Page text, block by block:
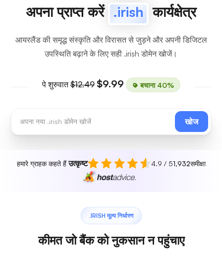
अपना प्राप्त करें .irish कार्यक्षेत्र
आयरलैंड की समृद्ध संस्कृति और विरासत से जुड़ने और अपनी डिजिटल
उपस्थिति बढ़ाने के लिए सही .irish डोमेन खोजें।
पे शुरुवात$12.49 $9.99 बचाना 40%
खोज
हमारे ग्राहक कहते हैंउत्कृष्ट 4.9 / 51,932समीक्षा
.IRISH मूल्य निर्धारण
कीमत जो बैंक को नुकसान न पहुंचाए